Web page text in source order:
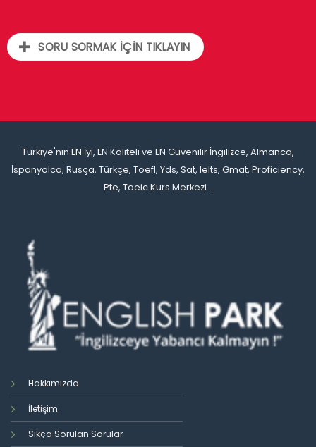
SORU SORMAK İÇİN TIKLAYIN
Türkiye'nin EN İyi, EN Kaliteli ve EN Güvenilir İngilizce, Almanca,
İspanyolca, Rusça, Türkçe, Toefl, Yds, Sat, Ielts, Gmat, Proficiency,
Pte, Toeic Kurs Merkezi...
Hakkımızda
İletişim
Sıkça Sorulan Sorular